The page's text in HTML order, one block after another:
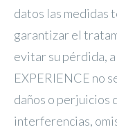
datos las medidas
garantizar el
evitar su pérdida,
EXPERIENCE no
daños o perjuicios
interferencias,